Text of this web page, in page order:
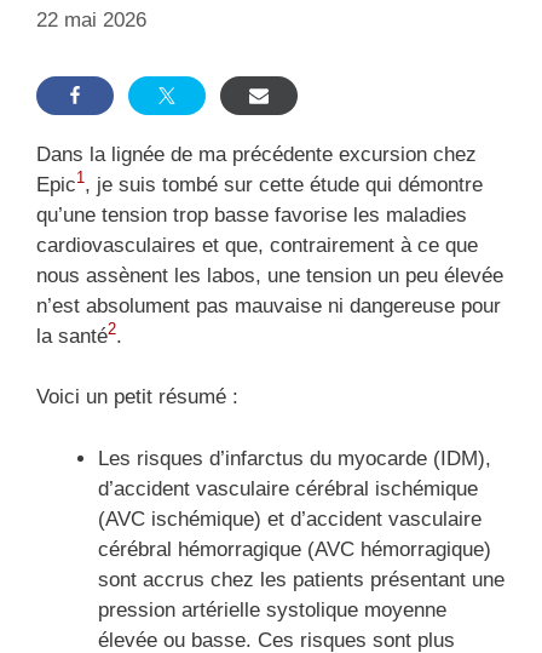
22 mai 2026
Dans la lignée de ma précédente excursion chez
Epic1 , je suis tombé sur cette étude qui démontre
qu’une tension trop basse favorise les maladies
cardiovasculaires et que, contrairement à ce que
nous assènent les labos, une tension un peu élevée
n’est absolument pas mauvaise ni dangereuse pour
la santé2.
Voici un petit résumé :
Les risques d’infarctus du myocarde (IDM),
d’accident vasculaire cérébral ischémique
(AVC ischémique) et d’accident vasculaire
cérébral hémorragique (AVC hémorragique)
sont accrus chez les patients présentant une
pression artérielle systolique moyenne
élevée ou basse. Ces risques sont plus